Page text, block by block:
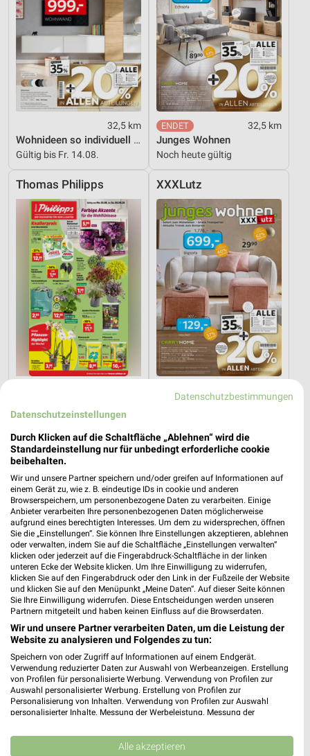
32,5 km
Wohnideen so individuell wie du!
Gültig bis Fr. 14.08.
32,5 km
Junges Wohnen
Noch heute gültig
Thomas Philipps
Noch morgen gültig
XXXLutz
XXXLutz
32,5 km
Schlafzimmer Spezial
Noch heute gültig
XXXLutz
32,5 km
Bis zu 62% in diesem prospekt
Noch heute gültig
XXXLutz XXXLutz
Datenschutzbestimmungen
Datenschutzeinstellungen
Durch Klicken auf die Schaltfläche „Ablehnen“ wird die
Standardeinstellung nur für unbedingt erforderliche cookie
beibehalten.
Wir und unsere Partner speichern und/oder greifen auf Informationen auf
einem Gerät zu, wie z. B. eindeutige IDs in cookie und anderen
Browserspeichern, um personenbezogene Daten zu verarbeiten. Einige
Anbieter verarbeiten Ihre personenbezogenen Daten möglicherweise
aufgrund eines berechtigten Interesses. Um dem zu widersprechen, öffnen
Sie die „Einstellungen“. Sie können Ihre Einstellungen akzeptieren, ablehnen
oder verwalten, indem Sie auf die Schaltfläche „Einstellungen verwalten“
klicken oder jederzeit auf die Fingerabdruck-Schaltfläche in der linken
unteren Ecke der Website klicken. Um Ihre Einwilligung zu widerrufen,
klicken Sie auf den Fingerabdruck oder den Link in der Fußzeile der Website
und klicken Sie auf den Menüpunkt „Meine Daten“. Auf dieser Seite können
Sie Ihre Einwilligung widerrufen. Diese Entscheidungen werden unseren
Partnern mitgeteilt und haben keinen Einfluss auf die Browserdaten.
Wir und unsere Partner verarbeiten Daten, um die Leistung der
Website zu analysieren und Folgendes zu tun:
Speichern von oder Zugriff auf Informationen auf einem Endgerät.
Verwendung reduzierter Daten zur Auswahl von Werbeanzeigen. Erstellung
von Profilen für personalisierte Werbung. Verwendung von Profilen zur
Auswahl personalisierter Werbung. Erstellung von Profilen zur
Personalisierung von Inhalten. Verwendung von Profilen zur Auswahl
personalisierter Inhalte. Messung der Werbeleistung. Messung der
Kombinationen von Daten aus verschiedenen Quellen. Entwicklung und
Verbesserung der Angebote. Verwendung reduzierter Daten zur Auswahl
Alle akzeptieren